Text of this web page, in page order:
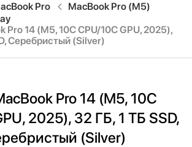
Pro
MacBook Pro (M5)
Pro 14 (M5, 10C CPU/10C GPU, 2025),
Серебристый (Silver)
Pro 14 (M5, 10C
2025), 32 ГБ, 1 ТБ SSD,
(Silver)